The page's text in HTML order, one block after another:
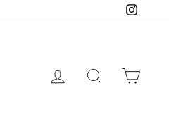
INGRESAR
BUSCAR